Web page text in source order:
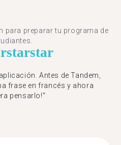
para preparar tu programa de
starstar
Antes de Tandem,
frase en francés y ahora
pensarlo!"